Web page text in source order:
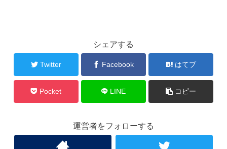
シェアする
Twitter Facebook はてブ
Pocket LINE コピー
運営者をフォローする